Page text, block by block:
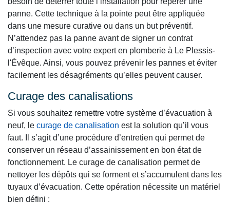
panne. Cette technique à la pointe peut être appliquée
dans une mesure curative ou dans un but préventif.
N’attendez pas la panne avant de signer un contrat
d’inspection avec votre expert en plomberie à Le Plessis-
l'Évêque. Ainsi, vous pouvez prévenir les pannes et éviter
facilement les désagréments qu’elles peuvent causer.
Curage des canalisations
Si vous souhaitez remettre votre système d’évacuation à
neuf, le curage de canalisation est la solution qu’il vous
faut. Il s’agit d’une procédure d’entretien qui permet de
conserver un réseau d’assainissement en bon état de
fonctionnement. Le curage de canalisation permet de
nettoyer les dépôts qui se forment et s’accumulent dans les
tuyaux d’évacuation. Cette opération nécessite un matériel
bien défini :